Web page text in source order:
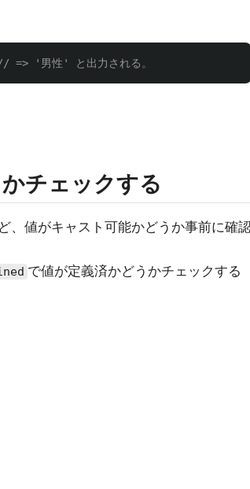
=> '男性' と出力される。
チェックする
、値がキャスト可能かどうか事前に確
で値が定義済かどうかチェックする